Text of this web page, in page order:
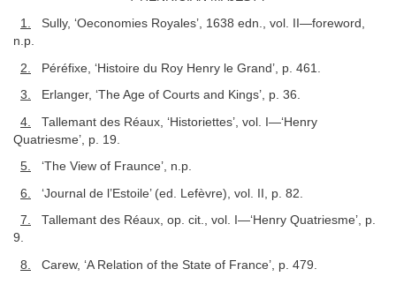
1. Sully, ‘Oeconomies Royales’, 1638 edn., vol. II—foreword,
n.p.
2. Péréfixe, ‘Histoire du Roy Henry le Grand’, p. 461.
3. Erlanger, ‘The Age of Courts and Kings’, p. 36.
4.
Tallemant des Réaux, ‘Historiettes’, vol. I—‘Henry
Quatriesme’, p. 19.
5. ‘The View of Fraunce’, n.p.
6. ‘Journal de l’Estoile’ (ed. Lefèvre), vol. II, p. 82.
7. Tallemant des Réaux, op. cit., vol. I—‘Henry Quatriesme’, p.
9.
8. Carew, ‘A Relation of the State of France’, p. 479.